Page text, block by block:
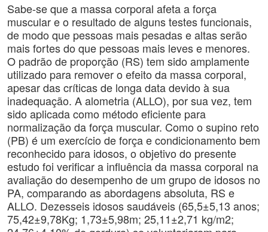
Sabe-se que a massa corporal afeta a força
muscular e o resultado de alguns testes funcionais,
de modo que pessoas mais pesadas e altas serão
mais fortes do que pessoas mais leves e menores.
O padrão de proporção (RS) tem sido amplamente
utilizado para remover o efeito da massa corporal,
apesar das críticas de longa data devido à sua
inadequação. A alometria (ALLO), por sua vez, tem
sido aplicada como método eficiente para
normalização da força muscular. Como o supino reto
(PB) é um exercício de força e condicionamento bem
reconhecido para idosos, o objetivo do presente
estudo foi verificar a influência da massa corporal na
avaliação do desempenho de um grupo de idosos no
PA, comparando as abordagens absoluta, RS e
ALLO. Dezesseis idosos saudáveis ​​(65,5±5,13 anos;
75,42±9,78Kg; 1,73±5,98m; 25,11±2,71 kg/m2;